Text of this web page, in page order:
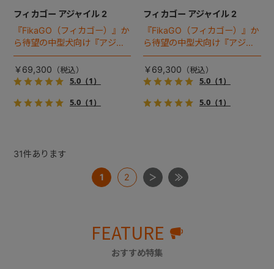
フィカゴー アジャイル 2
『FikaGO（フィカゴー）』か
ら待望の中型犬向け『アジャ
イル２』 登場！耐荷重30kg
で、しかも1秒・自動収納機能
搭載！！
￥69,300
5.0（1）
5.0（1）
フィカゴー アジャイル 2
『FikaGO（フィカゴー）』か
ら待望の中型犬向け『アジャ
イル２』 登場！耐荷重30kg
で、しかも1秒・自動収納機能
搭載！！
￥69,300
5.0（1）
5.0（1）
31件あります
1 2
FEATURE
おすすめ特集